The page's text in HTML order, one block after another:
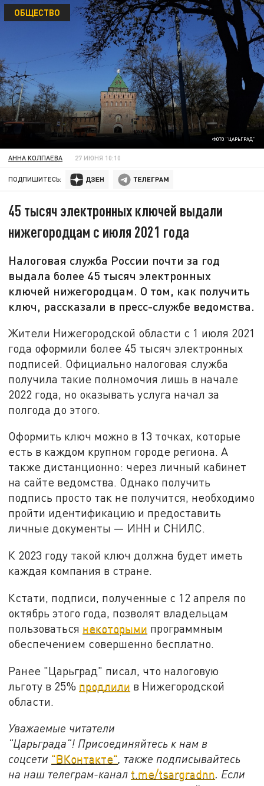
ФОТО "ЦАРЬГРАД"
ОБЩЕСТВО
АННА КОЛПАЕВА 27 ИЮНЯ 10:10
ПОДПИШИТЕСЬ:
45 тысяч электронных ключей выдали
нижегородцам с июля 2021 года
Налоговая служба России почти за год
выдала более 45 тысяч электронных
ключей нижегородцам. О том, как получить
ключ, рассказали в пресс-службе ведомства.
Жители Нижегородской области с 1 июля 2021
года оформили более 45 тысяч электронных
подписей. Официально налоговая служба
получила такие полномочия лишь в начале
2022 года, но оказывать услуга начал за
полгода до этого.
Оформить ключ можно в 13 точках, которые
есть в каждом крупном городе региона. А
также дистанционно: через личный кабинет
на сайте ведомства. Однако получить
подпись просто так не получится, необходимо
пройти идентификацию и предоставить
личные документы — ИНН и СНИЛС.
К 2023 году такой ключ должна будет иметь
каждая компания в стране.
Кстати, подписи, полученные с 12 апреля по
октябрь этого года, позволят владельцам
пользоваться некоторыми программным
обеспечением совершенно бесплатно.
Ранее "Царьград" писал, что налоговую
льготу в 25% продлили в Нижегородской
области.
Уважаемые читатели
"Царьграда"! Присоединяйтесь к нам в
соцсети "ВКонтакте", также подписывайтесь
на наш телеграм-канал t.me/tsargradnn. Если